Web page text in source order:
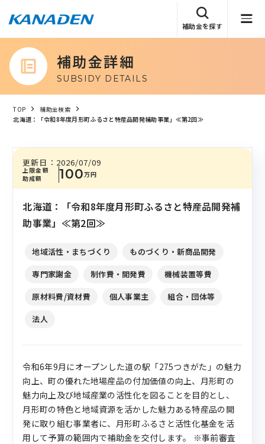
補助金を探す
補助金詳細
SUBSIDY DETAILS
TOP
補助金検索
北海道：「令和8年度月形町ふるさと特産品開発補助事業」≪第2回≫
上限金額
助成額
100万円
更新日： 2026/07/09
北海道：「令和8年度月形町ふるさと特産品開発補
助事業」≪第2回≫
地域活性・まちづくり
ものづくり・新商品開発
専門家謝金
制作費・開発費
機械装置等費
原材料費/資材費
個人事業主
組合・団体等
法人
令和6年9月にオープンした道の駅「275つきがた」の魅力
向上、町の優れた地場産品の付加価値の向上、月形町の
魅力向上及び地域産業の活性化を図ることを目的とし、
月形町の特色と地域資源を活かした魅力ある特産品の開
発に取り組む事業者に、月形町ふるさと活性化基金を活
用して予算の範囲内で補助金を交付します。 ※事前審査